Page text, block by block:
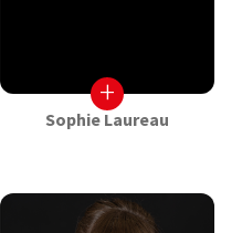
+
Sophie Laureau